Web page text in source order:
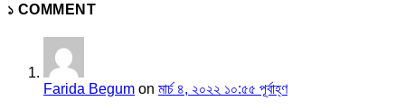
১ COMMENT
Farida Begum on মার্চ ৪, ২০২২ ১০:৫৫ পূর্বাহ্ণ